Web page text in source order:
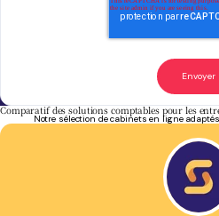
Comparatif des solutions comptables pour les
Notre sélection de cabinets en ligne